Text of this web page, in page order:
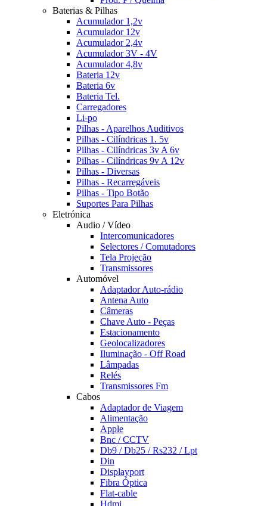
Baterias & Pilhas
Acumulador 1,2v
Acumulador 12v
Acumulador 2,4v
Acumulador 3V - 4V
Acumulador 4,8v
Bateria 12v
Bateria 6v
Bateria Tel.
Carregadores
Li-po
Pilhas - Aparelhos Auditivos
Pilhas - Cilíndricas 1. 5v
Pilhas - Cilíndricas 3v A 6v
Pilhas - Cilíndricas 9v A 12v
Pilhas - Diversas
Pilhas - Recarregáveis
Pilhas - Tipo Botão
Suportes Para Pilhas
Eletrónica
Audio / Vídeo
Intercomunicadores
Selectores / Comutadores
Tela Projeção
Transmissores
Automóvel
Adaptador Auto-rádio
Antena Auto
Câmeras
Chave Auto - Peças
Estacionamento
Geolocalizadores
Iluminação - Off Road
Lâmpadas
Relés
Transmissores Fm
Cabos
Adaptador de Viagem
Alimentação
Apple
Bnc / CCTV
Db9 / Db25 / Rs232 / Lpt
Din
Displayport
Fibra Óptica
Flat-cable
Hdmi